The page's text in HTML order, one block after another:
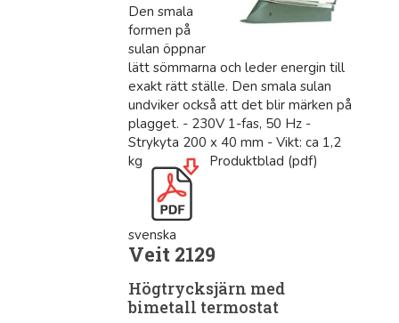
Den smala
formen på
sulan öppnar
lätt sömmarna och leder energin till
exakt rätt ställe. Den smala sulan
undviker också att det blir märken på
plagget. - 230V 1-fas, 50 Hz -
Strykyta 200 x 40 mm - Vikt: ca 1,2
kg
Produktblad (pdf)
svenska
Veit 2129
Högtrycksjärn med
bimetall termostat